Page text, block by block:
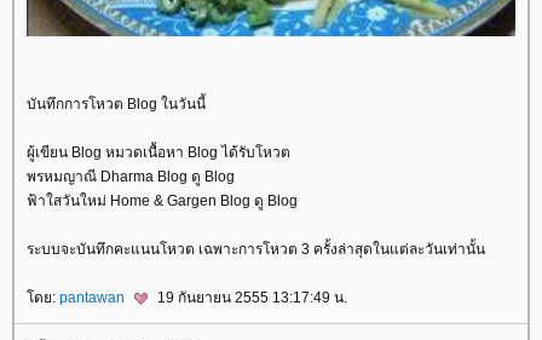
บันทึกการโหวต Blog ในวันนี้
ผู้เขียน Blog หมวดเนื้อหา Blog ได้รับโหวต
พรหมญาณี Dharma Blog ดู Blog
ฟ้าใสวันใหม่ Home & Gargen Blog ดู Blog
ระบบจะบันทึกคะแนนโหวต เฉพาะการโหวต 3 ครั้งล่าสุดในแต่ละวันเท่านั้น
ดย: pantawan 19 กันยายน 2555 13:17:49 น.